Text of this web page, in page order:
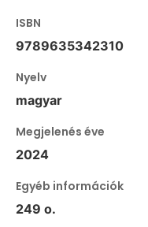
ISBN
9789635342310
Nyelv
magyar
Megjelenés éve
2024
Egyéb információk
249 o.